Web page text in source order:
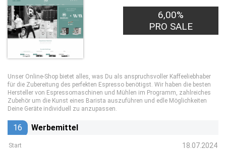
6,00%
PRO SALE
Unser Online-Shop bietet alles, was Du als anspruchsvoller Kaffeeliebhaber
für die Zubereitung des perfekten Espresso benötigst. Wir haben die besten
Hersteller von Espressomaschinen und Mühlen im Programm, zahlreiches
Zubehör um die Kunst eines Barista auszuführen und edle Möglichkeiten
Deine Geräte individuell zu anzupassen.
16 Werbemittel
Start 18.07.2024